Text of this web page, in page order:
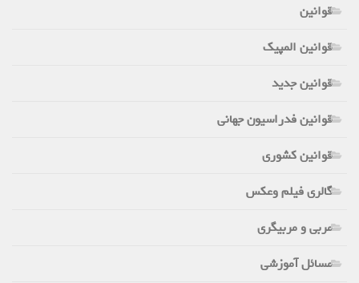
قوانین
قوانین المپیک
قوانین جدید
قوانین فدراسیون جهانی
قوانین کشوری
گالری فیلم وعکس
مربی و مربیگری
مسائل آموزشی